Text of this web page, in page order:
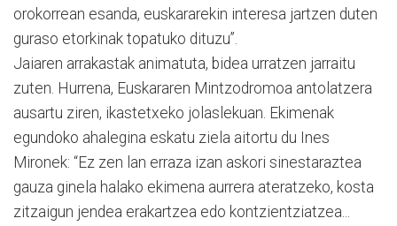
orokorrean esanda, euskararekin interesa jartzen duten
guraso etorkinak topatuko dituzu”.
Jaiaren arrakastak animatuta, bidea urratzen jarraitu
zuten. Hurrena, Euskararen Mintzodromoa antolatzera
ausartu ziren, ikastetxeko jolaslekuan. Ekimenak
egundoko ahalegina eskatu ziela aitortu du Ines
Mironek: “Ez zen lan erraza izan askori sinestaraztea
gauza ginela halako ekimena aurrera ateratzeko, kosta
zitzaigun jendea erakartzea edo kontzientziatzea...